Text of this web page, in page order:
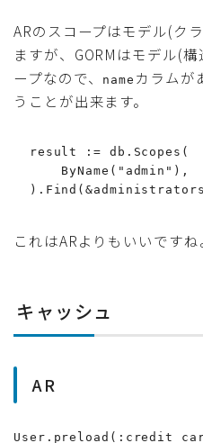
ARのスコープはモデル(ク
ますが、GORMはモデル(
ープなので、
name カラムが
うことが出来ます。
  result := db.Scopes(
      ByName("admin"),
これはARよりもいいですね
キャッシュ
AR